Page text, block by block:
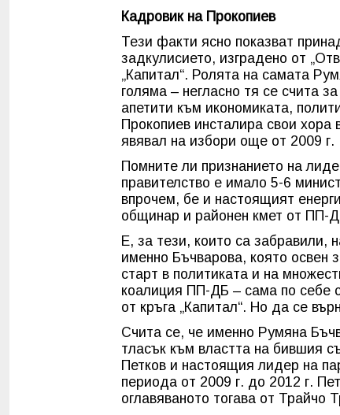
Кадровик на Прокопиев
Тези факти ясно показват
задкулисието, изградено от
„Капитал“. Ролята на самата
голяма – негласно тя се счита
апетити към икономиката,
Прокопиев инсталира свои хора
явявал на избори още от 2009 г.
Помните ли признанието на
правителство е имало 5-6
впрочем, бе и настоящият
общинар и районен кмет от ПП-
Е, за тези, които са забравили,
именно Бъчварова, която освен
старт в политиката и на
коалиция ПП-ДБ – сама по себе
от кръга „Капитал“. Но да се
Счита се, че именно Румяна
тласък към властта на бившия
Петков и настоящия лидер на
периода от 2009 г. до 2012 г.
оглавяваното тогава от Трайчо